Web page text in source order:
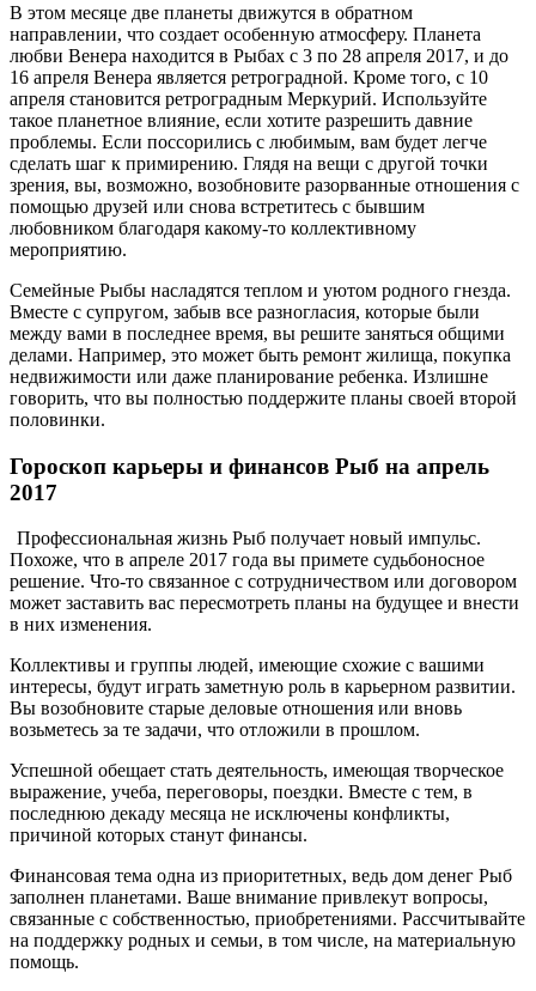
В этом месяце две планеты движутся в обратном
направлении, что создает особенную атмосферу. Планета
любви Венера находится в Рыбах с 3 по 28 апреля 2017, и до
16 апреля Венера является ретроградной. Кроме того, с 10
апреля становится ретроградным Меркурий. Используйте
такое планетное влияние, если хотите разрешить давние
проблемы. Если поссорились с любимым, вам будет легче
сделать шаг к примирению. Глядя на вещи с другой точки
зрения, вы, возможно, возобновите разорванные отношения с
помощью друзей или снова встретитесь с бывшим
любовником благодаря какому-то коллективному
мероприятию.
Семейные Рыбы насладятся теплом и уютом родного гнезда.
Вместе с супругом, забыв все разногласия, которые были
между вами в последнее время, вы решите заняться общими
делами. Например, это может быть ремонт жилища, покупка
недвижимости или даже планирование ребенка. Излишне
говорить, что вы полностью поддержите планы своей второй
половинки.
Гороскоп карьеры и финансов Рыб на апрель
2017
Профессиональная жизнь Рыб получает новый импульс.
Похоже, что в апреле 2017 года вы примете судьбоносное
решение. Что-то связанное с сотрудничеством или договором
может заставить вас пересмотреть планы на будущее и внести
в них изменения.
Коллективы и группы людей, имеющие схожие с вашими
интересы, будут играть заметную роль в карьерном развитии.
Вы возобновите старые деловые отношения или вновь
возьметесь за те задачи, что отложили в прошлом.
Успешной обещает стать деятельность, имеющая творческое
выражение, учеба, переговоры, поездки. Вместе с тем, в
последнюю декаду месяца не исключены конфликты,
причиной которых станут финансы.
Финансовая тема одна из приоритетных, ведь дом денег Рыб
заполнен планетами. Ваше внимание привлекут вопросы,
связанные с собственностью, приобретениями. Рассчитывайте
на поддержку родных и семьи, в том числе, на материальную
помощь.